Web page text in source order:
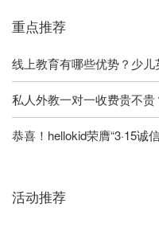
重点推荐
线上教育有哪些优势？少儿
私人外教一对一收费贵不贵
恭喜！hellokid荣膺“3·15诚
活动推荐